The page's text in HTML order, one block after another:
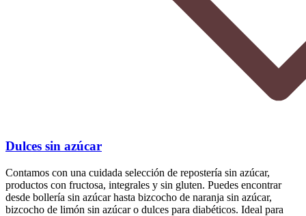
Dulces sin azúcar
Contamos con una cuidada selección de repostería sin azúcar,
productos con fructosa, integrales y sin gluten. Puedes encontrar
desde bollería sin azúcar hasta bizcocho de naranja sin azúcar,
bizcocho de limón sin azúcar o dulces para diabéticos. Ideal para